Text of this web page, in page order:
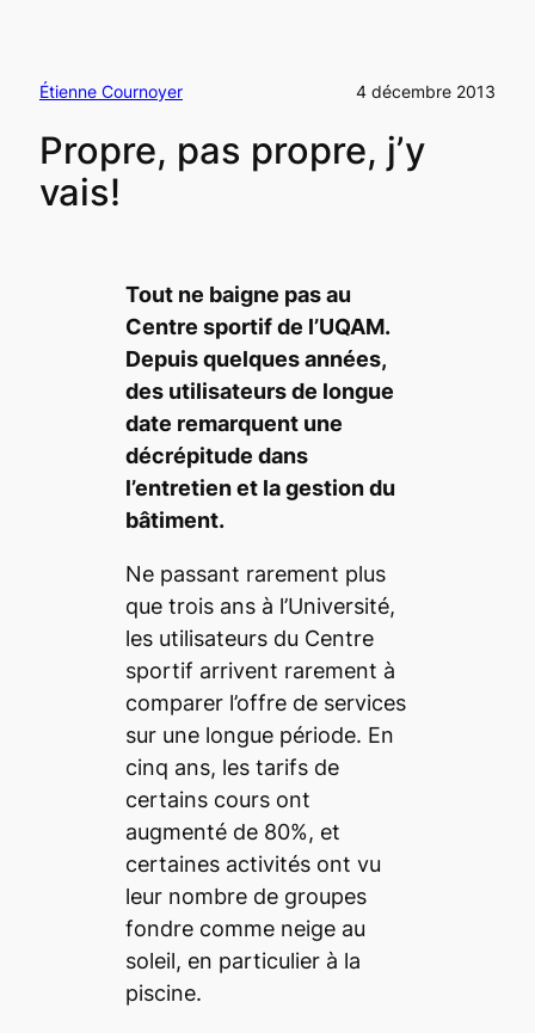
Étienne Cournoyer 4 décembre 2013
Propre, pas propre, j’y
vais!
Tout ne baigne pas au
Centre sportif de l’UQAM.
Depuis quelques années,
des utilisateurs de longue
date remarquent une
décrépitude dans
l’entretien et la gestion du
bâtiment.
Ne passant rarement plus
que trois ans à l’Université,
les utilisateurs du Centre
sportif arrivent rarement à
comparer l’offre de services
sur une longue période. En
cinq ans, les tarifs de
certains cours ont
augmenté de 80%, et
certaines activités ont vu
leur nombre de groupes
fondre comme neige au
soleil, en particulier à la
piscine.